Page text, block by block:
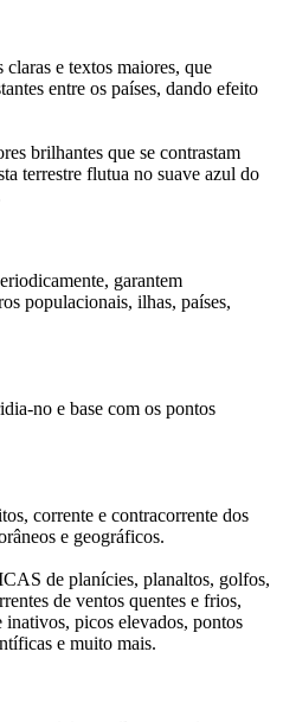
e textos maiores, que
entre os países, dando efeito
brilhantes que se contrastam
terrestre flutua no suave azul do
garantem
populacionais, ilhas, países,
no e base com os pontos
corrente e contracorrente dos
e geográficos.
de planícies, planaltos, golfos,
de ventos quentes e frios,
picos elevados, pontos
e muito mais.